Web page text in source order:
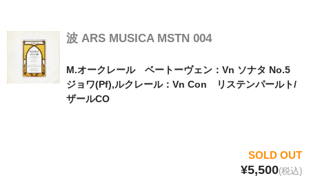
波 ARS MUSICA MSTN 004
M.オークレール ベートーヴェン：Vn ソナタ No.5
ジョワ(Pf),ルクレール：Vn Con リステンパールト/
ザールCO
SOLD OUT
¥5,500(税込)